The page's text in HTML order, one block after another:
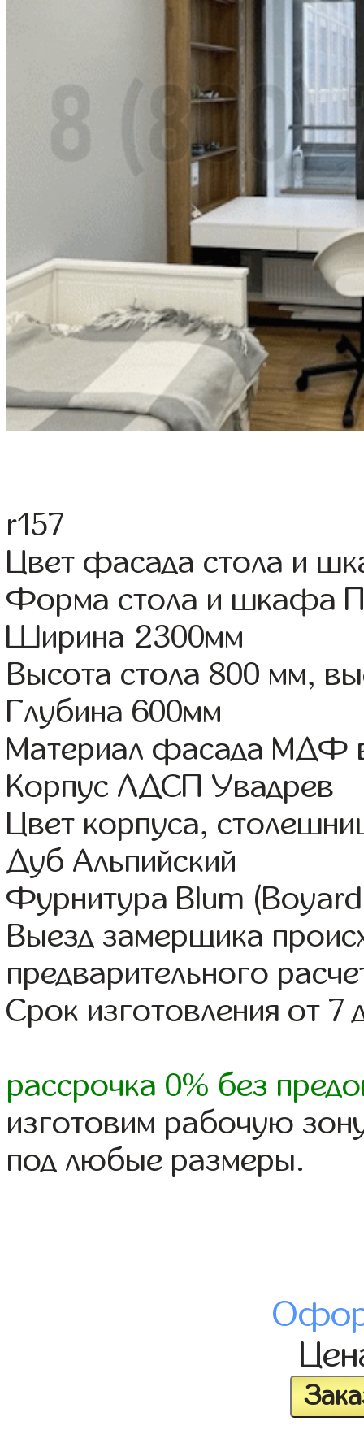
r157
Цвет фасада стола и
Форма стола и шкафа
Ширина 2300мм
Высота стола 800 мм,
Глубина 600мм
Материал фасада МДФ
Корпус ЛДСП Увадрев
Цвет корпуса,
Дуб Альпийский
Фурнитура Blum
Выезд замерщика
предварительного
Срок изготовления от 7
рассрочка 0% без
изготовим рабочую
под любые размеры.